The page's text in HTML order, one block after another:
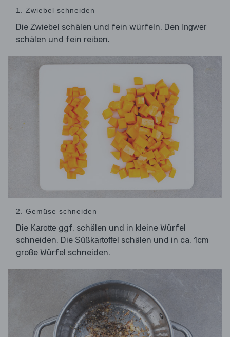
1. Zwiebel schneiden
Die Zwiebel schälen und fein würfeln. Den Ingwer
schälen und fein reiben.
2. Gemüse schneiden
Die Karotte ggf. schälen und in kleine Würfel
schneiden. Die Süßkartoffel schälen und in ca. 1cm
große Würfel schneiden.